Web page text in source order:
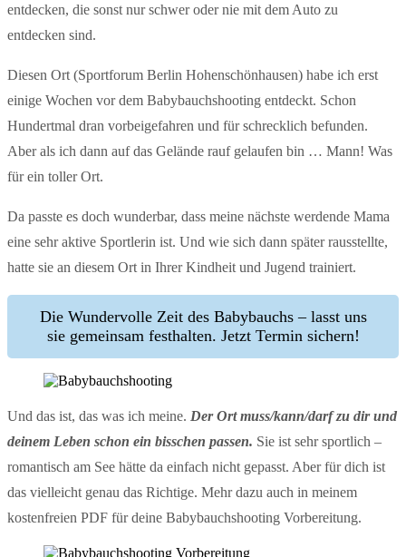
entdecken, die sonst nur schwer oder nie mit dem Auto zu
entdecken sind.
Diesen Ort (Sportforum Berlin Hohenschönhausen) habe ich erst
einige Wochen vor dem Babybauchshooting entdeckt. Schon
Hundertmal dran vorbeigefahren und für schrecklich befunden.
Aber als ich dann auf das Gelände rauf gelaufen bin … Mann! Was
für ein toller Ort.
Da passte es doch wunderbar, dass meine nächste werdende Mama
eine sehr aktive Sportlerin ist. Und wie sich dann später rausstellte,
hatte sie an diesem Ort in Ihrer Kindheit und Jugend trainiert.
Die Wundervolle Zeit des Babybauchs – lasst uns
sie gemeinsam festhalten. Jetzt Termin sichern!
Und das ist, das was ich meine. Der Ort muss/kann/darf zu dir und
deinem Leben schon ein bisschen passen. Sie ist sehr sportlich –
romantisch am See hätte da einfach nicht gepasst. Aber für dich ist
das vielleicht genau das Richtige. Mehr dazu auch in meinem
kostenfreien PDF für deine Babybauchshooting Vorbereitung.